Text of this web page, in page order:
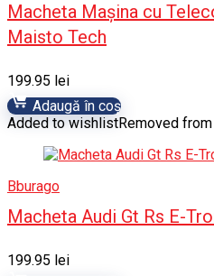
Macheta Mașina cu
Maisto Tech
199.95 lei
Adaugă în coș
Added to wishlistRemoved
Bburago
Macheta Audi Gt Rs E-
199.95 lei